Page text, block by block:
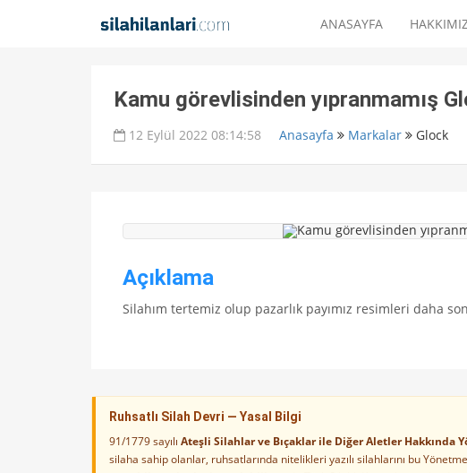
ANASAYFA
Kamu görevlisinden yıpranmamış
12 Eylül 2022 08:14:58 Anasayfa Markalar Glock
Açıklama
Silahım tertemiz olup pazarlık payımız resimleri daha
Ruhsatlı Silah Devri — Yasal Bilgi
91/1779 sayılı Ateşli Silahlar ve Bıçaklar ile Diğer Aletler Hakkında
silaha sahip olanlar, ruhsatlarında nitelikleri yazılı silahlarını bu